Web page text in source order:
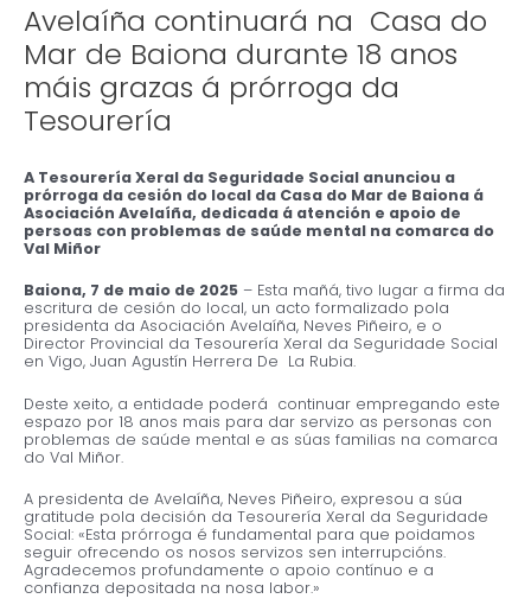
Avelaíña continuará na Casa do
Mar de Baiona durante 18 anos
máis grazas á prórroga da
Tesourería
A Tesourería Xeral da Seguridade Social anunciou a
prórroga da cesión do local da Casa do Mar de Baiona á
Asociación Avelaíña, dedicada á atención e apoio de
persoas con problemas de saúde mental na comarca do
Val Miñor
Baiona, 7 de maio de 2025 – Esta mañá, tivo lugar a firma da
escritura de cesión do local, un acto formalizado pola
presidenta da Asociación Avelaíña, Neves Piñeiro, e o
Director Provincial da Tesourería Xeral da Seguridade Social
en Vigo, Juan Agustín Herrera De La Rubia.
Deste xeito, a entidade poderá continuar empregando este
espazo por 18 anos mais para dar servizo as personas con
problemas de saúde mental e as súas familias na comarca
do Val Miñor.
A presidenta de Avelaíña, Neves Piñeiro, expresou a súa
gratitude pola decisión da Tesourería Xeral da Seguridade
Social: «Esta prórroga é fundamental para que poidamos
seguir ofrecendo os nosos servizos sen interrupcións.
Agradecemos profundamente o apoio contínuo e a
confianza depositada na nosa labor.»